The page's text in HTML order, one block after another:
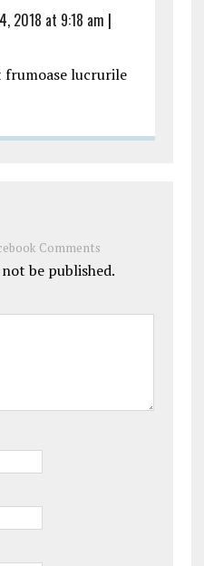
2018 at 9:18 am |
lucrurile
Comments
be published.